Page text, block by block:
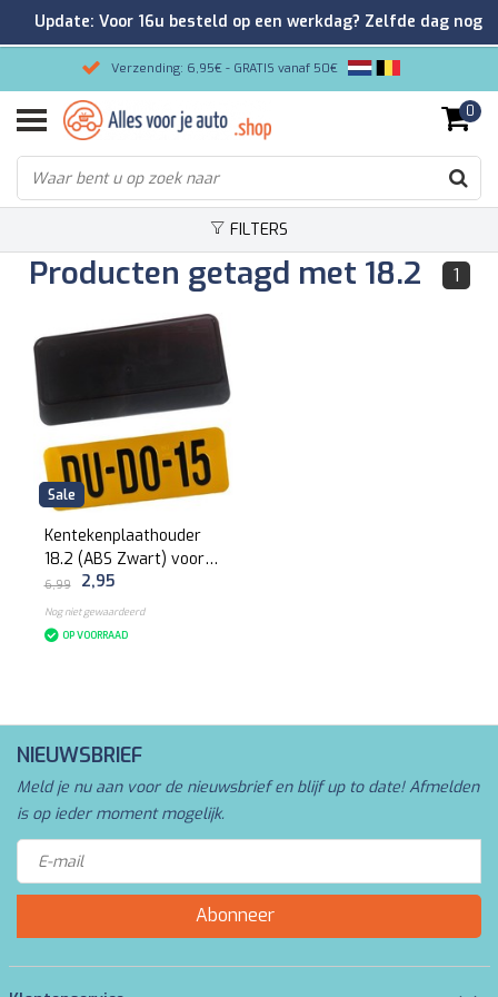
Verzending: 6,95€ - GRATIS vanaf 50€
Gemakkelijk bestellen/Veilig betalen
9.2/10 Klantenrating via Kiyoh!
0
FILTERS
Producten getagd met 18.2 1
Sale
Kentekenplaathouder
18.2 (ABS Zwart) voor
kentekenplaat
310x110mm
6,99 2,95
Nog niet gewaardeerd
OP VOORRAAD
NIEUWSBRIEF
Meld je nu aan voor de nieuwsbrief en blijf up to date! Afmelden
is op ieder moment mogelijk.
Abonneer
Update: Voor 16u besteld op een werkdag? Zelfde dag nog
verzonden!